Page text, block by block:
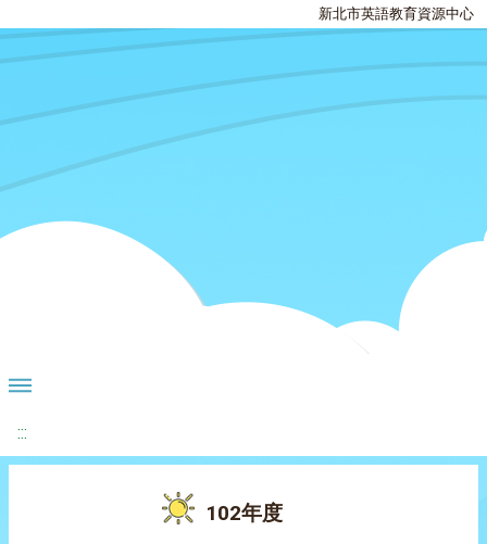
新北市英語教育資源中心
:::
102年度